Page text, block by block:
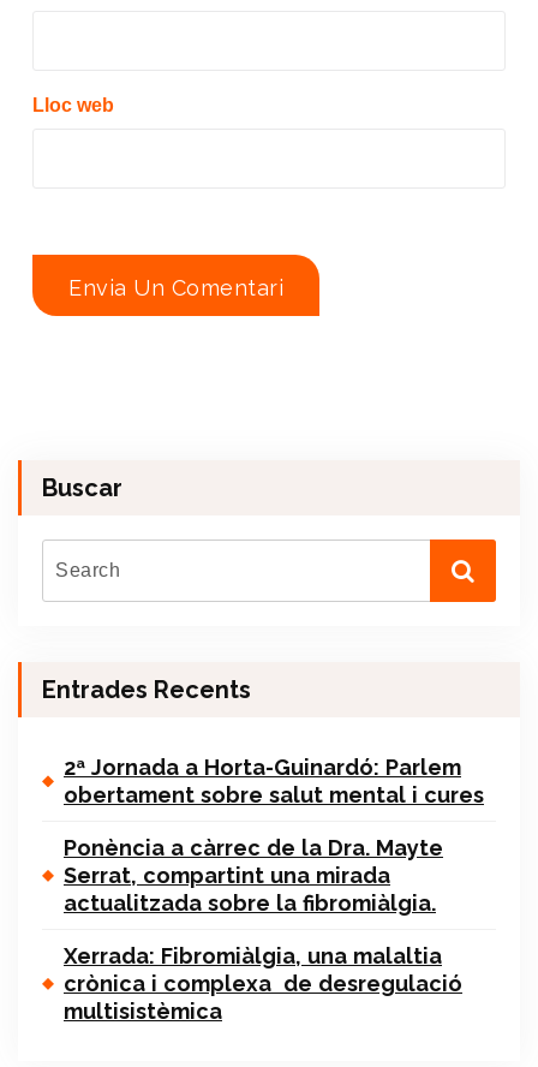
Lloc web
Buscar
Entrades Recents
2ª Jornada a Horta-Guinardó: Parlem
obertament sobre salut mental i cures
Ponència a càrrec de la Dra. Mayte
Serrat, compartint una mirada
actualitzada sobre la fibromiàlgia.
Xerrada: Fibromiàlgia, una malaltia
crònica i complexa de desregulació
multisistèmica